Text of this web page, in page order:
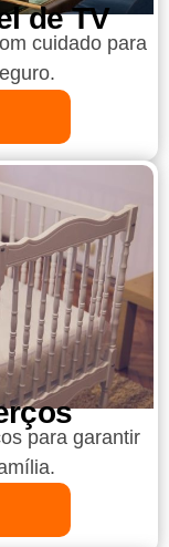
de TV
cuidado para
para garantir